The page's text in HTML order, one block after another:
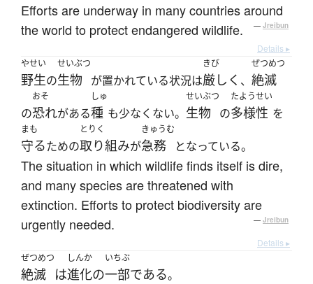
Efforts are underway in many countries around
the world to protect endangered wildlife.
— Jreibun
Details ▸
やせい
野生の
せいぶつ
生物 が置かれている状況は
きび
厳しく 、
ぜつめつ
絶滅
の
おそ
恐れがある
しゅ
種 も少なくない。
せいぶつ
生物 の
たようせい
多様性 を
まも
守るための
とりく
取り組みが
きゅうむ
急務 となっている。
The situation in which wildlife finds itself is dire,
and many species are threatened with
extinction. Efforts to protect biodiversity are
urgently needed.
— Jreibun
Details ▸
ぜつめつ
絶滅 は
しんか
進化の
いちぶ
一部である。